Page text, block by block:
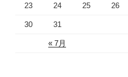
« 7月
23 24 25 26
30 31